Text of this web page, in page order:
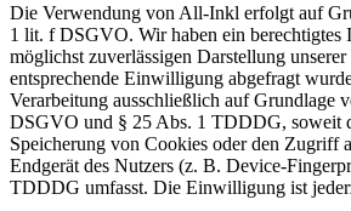
Die Verwendung von All-Inkl erfolgt auf
1 lit. f DSGVO. Wir haben ein berechtigtes
möglichst zuverlässigen Darstellung
entsprechende Einwilligung abgefragt
Verarbeitung ausschließlich auf Grundlage
DSGVO und § 25 Abs. 1 TDDDG, soweit
Speicherung von Cookies oder den Zugriff
Endgerät des Nutzers (z. B. Device-
TDDDG umfasst. Die Einwilligung ist